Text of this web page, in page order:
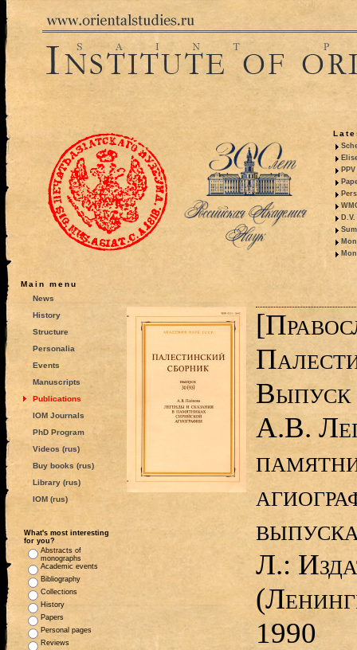
Main menu
News
History
Structure
Personalia
Events
Manuscripts
Publications
IOM Journals
PhD Program
Videos (rus)
Buy books (rus)
Library (rus)
IOM (rus)
What's most interesting
for you?
Abstracts of
monographs
Academic events
Bibliography
Collections
History
Papers
Personal pages
Reviews
Выпуск
А.В.
Л.:
1990